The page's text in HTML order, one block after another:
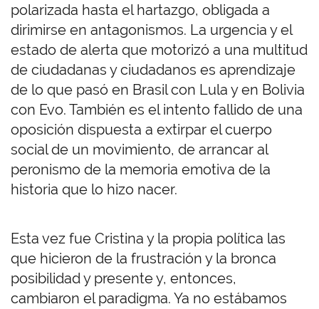
polarizada hasta el hartazgo, obligada a
dirimirse en antagonismos. La urgencia y el
estado de alerta que motorizó a una multitud
de ciudadanas y ciudadanos es aprendizaje
de lo que pasó en Brasil con Lula y en Bolivia
con Evo. También es el intento fallido de una
oposición dispuesta a extirpar el cuerpo
social de un movimiento, de arrancar al
peronismo de la memoria emotiva de la
historia que lo hizo nacer.
Esta vez fue Cristina y la propia política las
que hicieron de la frustración y la bronca
posibilidad y presente y, entonces,
cambiaron el paradigma. Ya no estábamos